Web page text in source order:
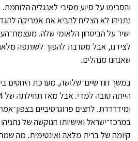
והסכימו על סיוע מסיבי לאנגליה
נתניהו לא הצליח להביא את אמריקה
ישיר על הביטחון הלאומי שלה.
לצידנו, אבל מסרבת להפוך לשותפה
שאנחנו מנהלים.
במשך חודשיים־שלושה, מערכת היחסים
ומידרדרת. לחצים פרוגרסיביים
במרכז־ישראל ואישיותו הנוקשה של
קיומה של ברית מלאה ואינטימית. מה